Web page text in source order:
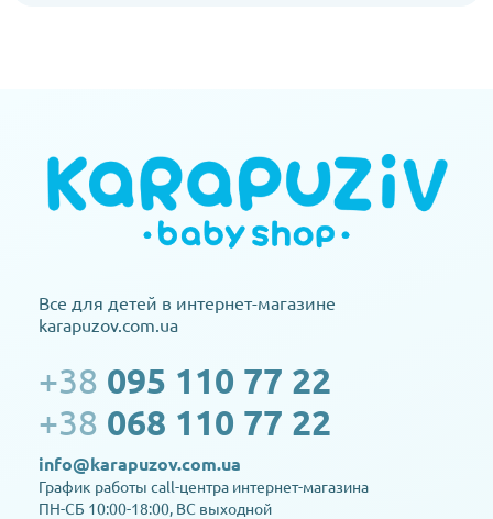
Все для детей в интернет-магазине
karapuzov.com.ua
+38 095 110 77 22
+38 068 110 77 22
info@karapuzov.com.ua
График работы call-центра интернет-магазина
ПН-СБ 10:00-18:00, ВС выходной